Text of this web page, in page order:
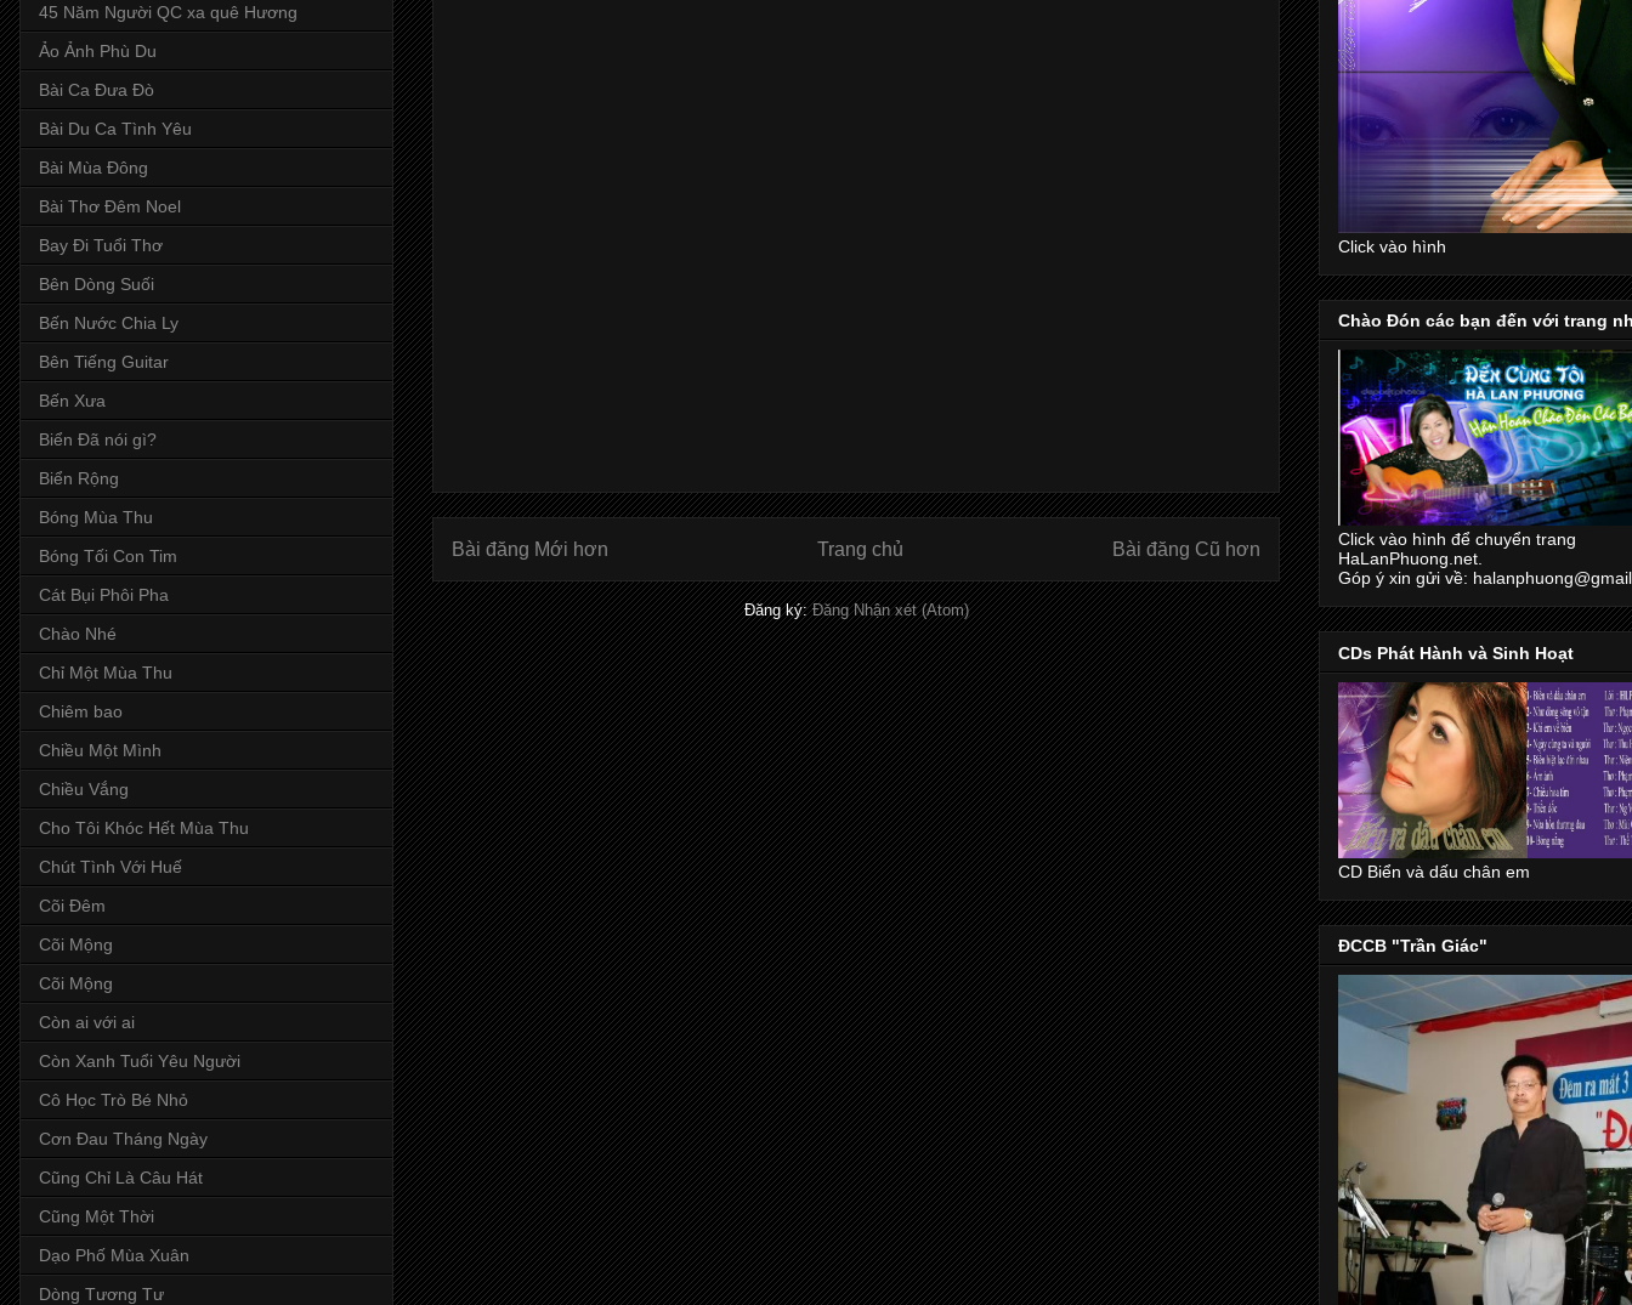
Bài đăng Mới hơn Bài đăng Cũ hơn
Trang chủ
Đăng ký:Đăng Nhận xét (Atom)
45 Năm Người QC xa quê Hương
Ảo Ảnh Phù Du
Bài Ca Đưa Đò
Bài Du Ca Tình Yêu
Bài Mùa Đông
Bài Thơ Đêm Noel
Bay Đi Tuổi Thơ
Bên Dòng Suối
Bến Nước Chia Ly
Bên Tiếng Guitar
Bến Xưa
Biển Đã nói gì?
Biển Rộng
Bóng Mùa Thu
Bóng Tối Con Tim
Cát Bụi Phôi Pha
Chào Nhé
Chỉ Một Mùa Thu
Chiêm bao
Chiều Một Mình
Chiều Vắng
Cho Tôi Khóc Hết Mùa Thu
Chút Tình Với Huế
Cõi Đêm
Cõi Mộng
Cõi Mộng
Còn ai với ai
Còn Xanh Tuổi Yêu Người
Cô Học Trò Bé Nhỏ
Cơn Đau Tháng Ngày
Cũng Chỉ Là Câu Hát
Cũng Một Thời
Dạo Phố Mùa Xuân
Dòng Tương Tư
Click vào hình
Chào Đón các bạn đến với trang
Click vào hình để chuyển trang
HaLanPhuong.net.
Góp ý xin gửi về:
CDs Phát Hành và Sinh Hoạt
CD Biển và dấu chân em
ĐCCB "Trần Giác"